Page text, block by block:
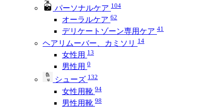
パーソナルケア 104
オーラルケア 62
デリケートゾーン専用ケア 41
ヘアリムーバー、カミソリ 14
女性用 13
男性用 0
シューズ 132
女性用靴 94
男性用靴 98